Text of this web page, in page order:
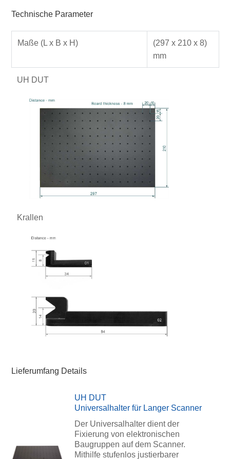
Technische Parameter
Maße (L x B x H)
(297 x 210 x 8)
mm
UH DUT
Krallen
Lieferumfang Details
UH DUT
Universalhalter für Langer Scanner
Der Universalhalter dient der
Fixierung von elektronischen
Baugruppen auf dem Scanner.
Mithilfe stufenlos justierbarer